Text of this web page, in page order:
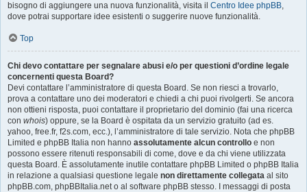
bisogno di aggiungere una nuova funzionalità, visita il Centro Idee phpBB,
dove potrai supportare idee esistenti o suggerire nuove funzionalità.
Top
Chi devo contattare per segnalare abusi e/o per questioni d’ordine legale
concernenti questa Board?
Devi contattare l’amministratore di questa Board. Se non riesci a trovarlo,
prova a contattare uno dei moderatori e chiedi a chi puoi rivolgerti. Se ancora
non ottieni risposta, puoi contattare il proprietario del dominio (fai una ricerca
con whois) oppure, se la Board è ospitata da un servizio gratuito (ad es.
yahoo, free.fr, f2s.com, ecc.), l’amministratore di tale servizio. Nota che phpBB
Limited e phpBB Italia non hanno assolutamente alcun controllo e non
possono essere ritenuti responsabili di come, dove e da chi viene utilizzata
questa Board. È assolutamente inutile contattare phpBB Limited o phpBB Italia
in relazione a qualsiasi questione legale non direttamente collegata al sito
phpBB.com, phpBBItalia.net o al software phpBB stesso. I messaggi di posta